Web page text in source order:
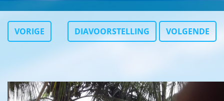
VORIGE DIAVOORSTELLING VOLGENDE